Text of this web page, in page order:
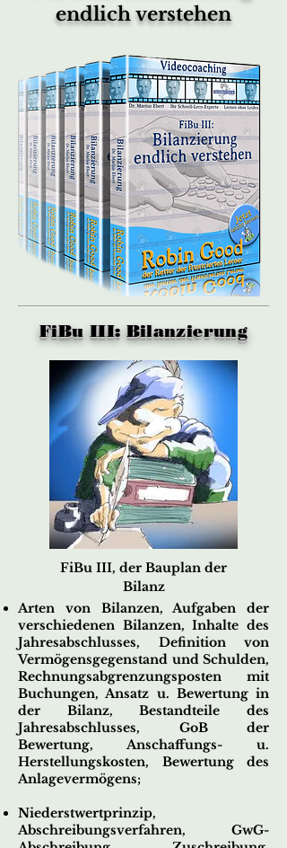
endlich verstehen
FiBu III: Bilanzierung
FiBu III, der Bauplan der
Bilanz
Arten von Bilanzen, Aufgaben der
verschiedenen Bilanzen, Inhalte des
Jahresabschlusses, Definition von
Vermögensgegenstand und Schulden,
Rechnungsabgrenzungsposten mit
Buchungen, Ansatz u. Bewertung in
der Bilanz, Bestandteile des
Jahresabschlusses, GoB der
Bewertung, Anschaffungs- u.
Herstellungskosten, Bewertung des
Anlagevermögens;
Niederstwertprinzip,
Abschreibungsverfahren, GwG-